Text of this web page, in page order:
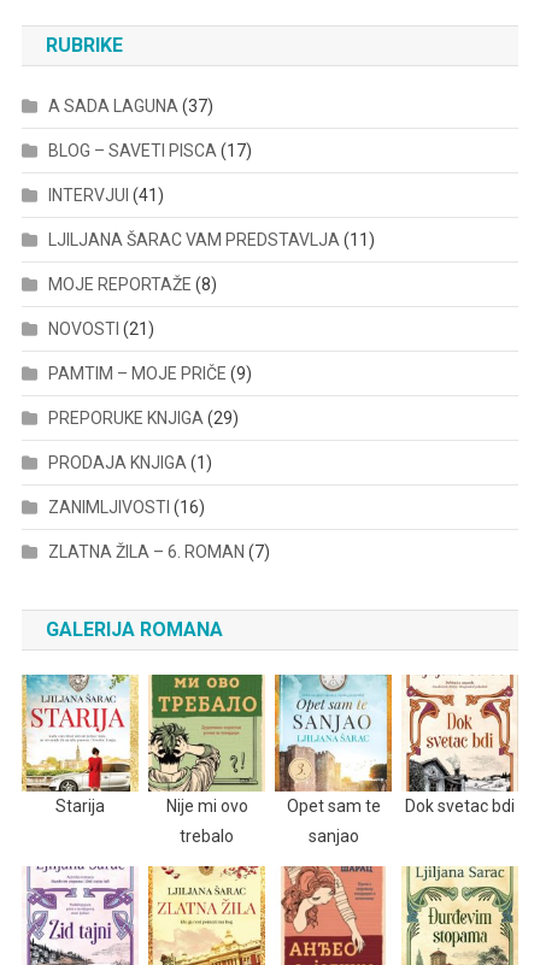
RUBRIKE
A SADA LAGUNA (37)
BLOG – SAVETI PISCA (17)
INTERVJUI (41)
LJILJANA ŠARAC VAM PREDSTAVLJA (11)
MOJE REPORTAŽE (8)
NOVOSTI (21)
PAMTIM – MOJE PRIČE (9)
PREPORUKE KNJIGA (29)
PRODAJA KNJIGA (1)
ZANIMLJIVOSTI (16)
ZLATNA ŽILA – 6. ROMAN (7)
GALERIJA ROMANA
Starija
Nije mi ovo
trebalo
Opet sam te
sanjao
Dok svetac bdi